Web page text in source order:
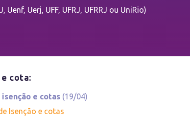
Uenf, Uerj, UFF, UFRJ, UFRRJ ou UniRio)
e cota:
e cotas (19/04)
Isenção e cotas